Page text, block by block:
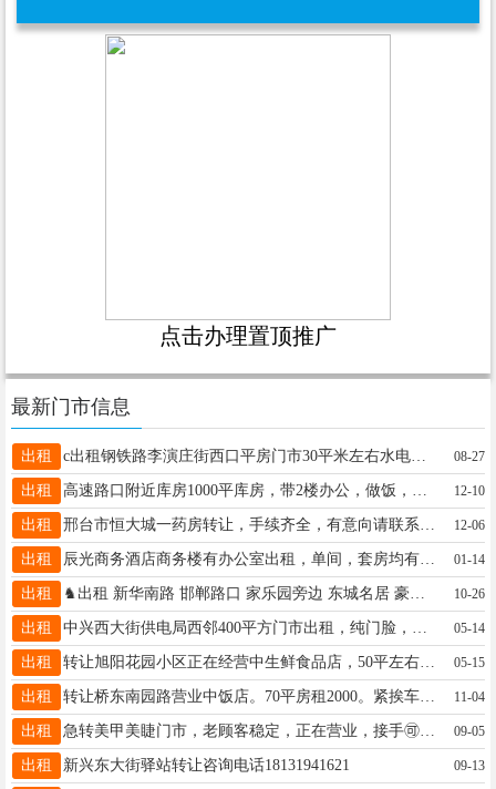
点击办理置顶推广
最新门市信息
出租 c出租钢铁路李演庄街西口平房门市30平米左右水电齐全交通便利价格优惠联系电话13932971011 08-27
出租 12-10
出租 12-06
出租 辰光商务酒店商务楼有办公室出租，单间，套房均有，一间650，地址豫让桥路303号。电话13933700462 01-14
出租 ♞出租 新华南路 邯郸路口 家乐园旁边 东城名居 豪华写字楼400平 电话15633195555 13001089234 10-26
出租 05-14
出租 转让旭阳花园小区正在经营中生鲜食品店，50平左右位置好，有意者联系15369962276 非诚勿扰 05-15
出租 转让桥东南园路营业中饭店。70平房租2000。紧挨车站南路。适合各种餐饮。转让费2万5。有意。19831971103 11-04
出租 急转美甲美睫门市，老顾客稳定，正在营业，接手🉑盈利，地址，襄都区古玩城附近，15100390033 09-05
出租 新兴东大街驿站转让咨询电话18131941621 09-13